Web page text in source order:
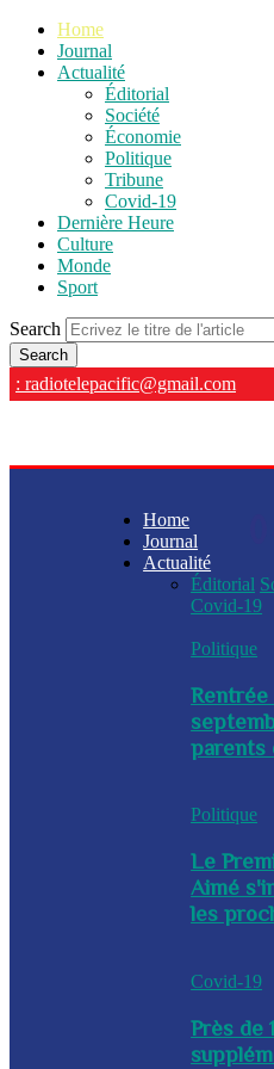
Home
Journal
Actualité
Éditorial
Société
Économie
Politique
Tribune
Covid-19
Dernière Heure
Culture
Monde
Sport
Search
: radiotelepacific@gmail.com
Home
Journal
Actualité
Éditorial
Covid-19
Politique
Rentrée
parents
Politique
Le
Aimé
les
Covid-19
Près de